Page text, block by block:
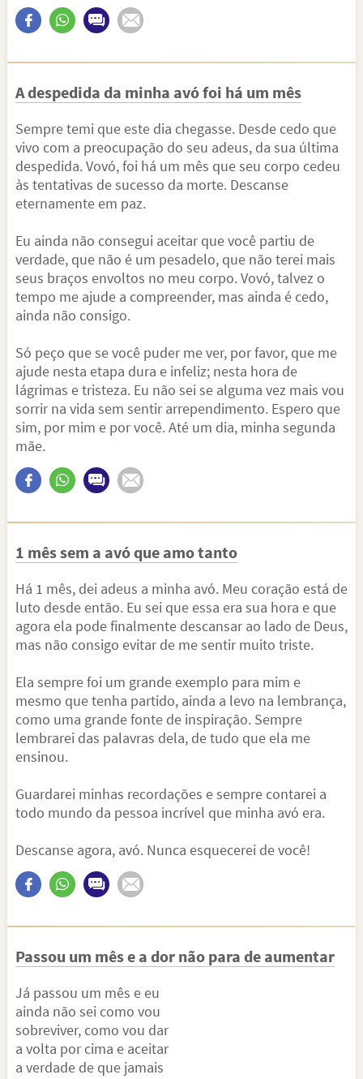
A despedida da minha avó foi há um mês
Sempre temi que este dia chegasse. Desde cedo que
vivo com a preocupação do seu adeus, da sua última
despedida. Vovó, foi há um mês que seu corpo cedeu
às tentativas de sucesso da morte. Descanse
eternamente em paz.
Eu ainda não consegui aceitar que você partiu de
verdade, que não é um pesadelo, que não terei mais
seus braços envoltos no meu corpo. Vovó, talvez o
tempo me ajude a compreender, mas ainda é cedo,
ainda não consigo.
Só peço que se você puder me ver, por favor, que me
ajude nesta etapa dura e infeliz; nesta hora de
lágrimas e tristeza. Eu não sei se alguma vez mais vou
sorrir na vida sem sentir arrependimento. Espero que
sim, por mim e por você. Até um dia, minha segunda
mãe.
1 mês sem a avó que amo tanto
Há 1 mês, dei adeus a minha avó. Meu coração está de
luto desde então. Eu sei que essa era sua hora e que
agora ela pode finalmente descansar ao lado de Deus,
mas não consigo evitar de me sentir muito triste.
Ela sempre foi um grande exemplo para mim e
mesmo que tenha partido, ainda a levo na lembrança,
como uma grande fonte de inspiração. Sempre
lembrarei das palavras dela, de tudo que ela me
ensinou.
Guardarei minhas recordações e sempre contarei a
todo mundo da pessoa incrível que minha avó era.
Descanse agora, avó. Nunca esquecerei de você!
Passou um mês e a dor não para de aumentar
Já passou um mês e eu
ainda não sei como vou
sobreviver, como vou dar
a volta por cima e aceitar
a verdade de que jamais